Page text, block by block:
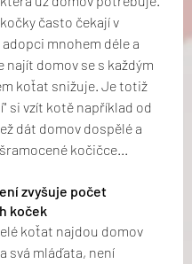
často čekají v
mnohem déle a
najít domov se s každým
koťat snižuje. Je totiž
si vzít kotě například od
dát domov dospělé a
kočičce...
zvyšuje počet
koček
koťat najdou domov
svá mláďata, není